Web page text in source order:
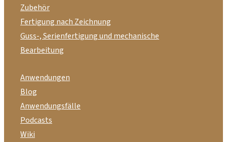
Zubehör
Fertigung nach Zeichnung
Guss-, Serienfertigung und mechanische
Bearbeitung
Anwendungen
Blog
Anwendungsfälle
Podcasts
Wiki